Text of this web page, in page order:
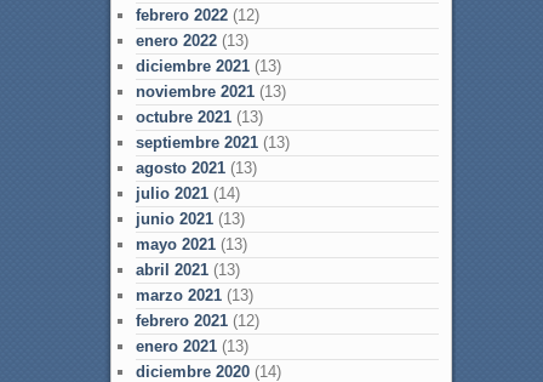
febrero 2022(12)
enero 2022(13)
diciembre 2021(13)
noviembre 2021(13)
octubre 2021(13)
septiembre 2021(13)
agosto 2021(13)
julio 2021(14)
junio 2021(13)
mayo 2021(13)
abril 2021(13)
marzo 2021(13)
febrero 2021(12)
enero 2021(13)
diciembre 2020(14)